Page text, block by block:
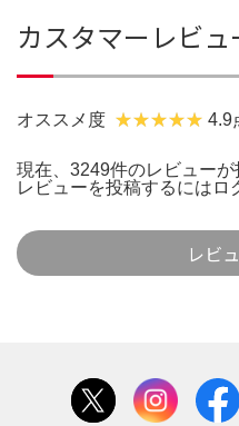
カスタマーレビュ
オススメ度 4.9
現在、3249件のレビューが
レビューを投稿するには ロ
レビ